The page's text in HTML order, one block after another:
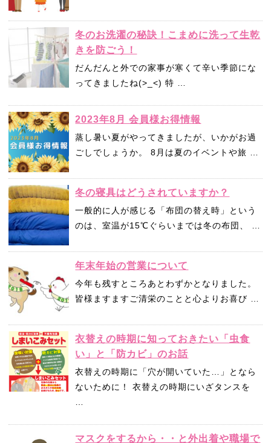
冬のお洗濯の秘訣！こまめに洗って生乾
きを防ごう！
だんだんと外での家事が寒くて辛い季節にな
ってきましたね(>_<) 特 …
2023年8月 会員様お得情報
蒸し暑い夏がやってきましたが、いかがお過
ごしでしょうか。 8月は夏のイベントや旅 …
冬の寝具はどうされていますか？
一般的に人が感じる「布団の替え時」という
のは、室温が15℃ぐらいまでは冬の布団、 …
年末年始の営業について
今年も残すところあとわずかとなりました。
皆様ますますご清栄のことと心よりお喜び …
衣替えの時期に知っておきたい「虫食
い」と「防カビ」のお話
衣替えの時期に「穴が開いていた…」となら
ないために！ 衣替えの時期にいざタンスを
マスクをするから・・と外出着や職場で